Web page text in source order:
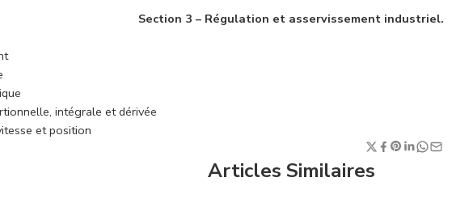
Section 3 – Régulation et asservissement industriel.
intégrale et dérivée
et position
Articles Similaires